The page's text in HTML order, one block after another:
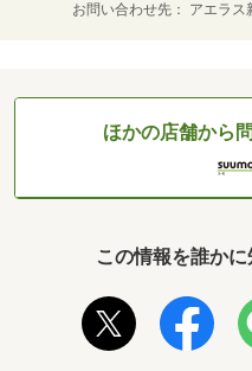
お問い合わせ先 アエラ
ほかの店舗から
この情報を誰か